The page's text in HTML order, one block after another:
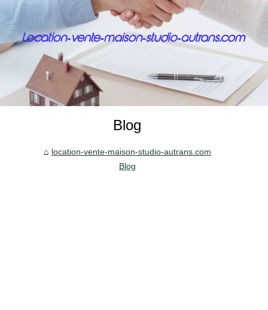
Blog
location-vente-maison-studio-autrans.com
Blog